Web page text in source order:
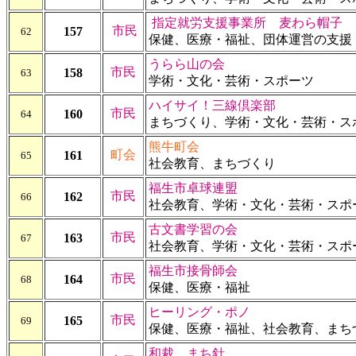
62 157 市民
指定就労支援事業所 麦わら帽子
保健、医療・福祉、団体運営の支援
63 158 市民
うらら山の会
学術・文化・芸術・スポーツ
64 160 市民
ハイサイ！三線倶楽部
まちづくり、学術・文化・芸術・ス
65 161 町会
熊牛町会
社会教育、まちづくり
66 162 市民
福生市卓球連盟
社会教育、学術・文化・芸術・ス
67 163 市民
古文書学習の会
社会教育、学術・文化・芸術・スポ
68 164 市民
福生市接骨師会
保健、医療・福祉
69 165 市民
ヒーリング・ポノ
保健、医療・福祉、社会教育、ま
和裁 まち針